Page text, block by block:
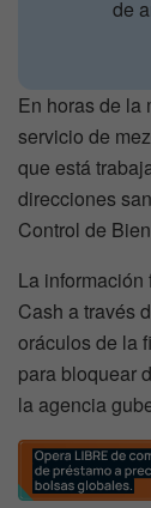
de
En horas de la
servicio de
que está
direcciones
Control de
La información
Cash a través
oráculos de la
para bloquear
la agencia